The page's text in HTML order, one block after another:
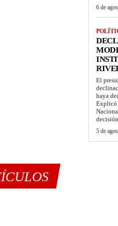
6 de
El
haya
Explicó
5 de